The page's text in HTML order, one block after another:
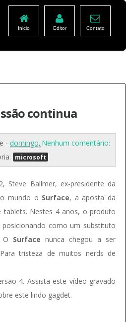
Inicio Editor Contato
continua
Nenhum comentário:
- domingo,
microsoft
Steve Ballmer, ex-presidente da
mundo o Surface, a aposta da
Nestes 4 anos, o produto
como um substituto
Surface nunca chegou a ser
tristeza de muitos nerds de
4. Assista este vídeo gravado
este lindo gagdet.